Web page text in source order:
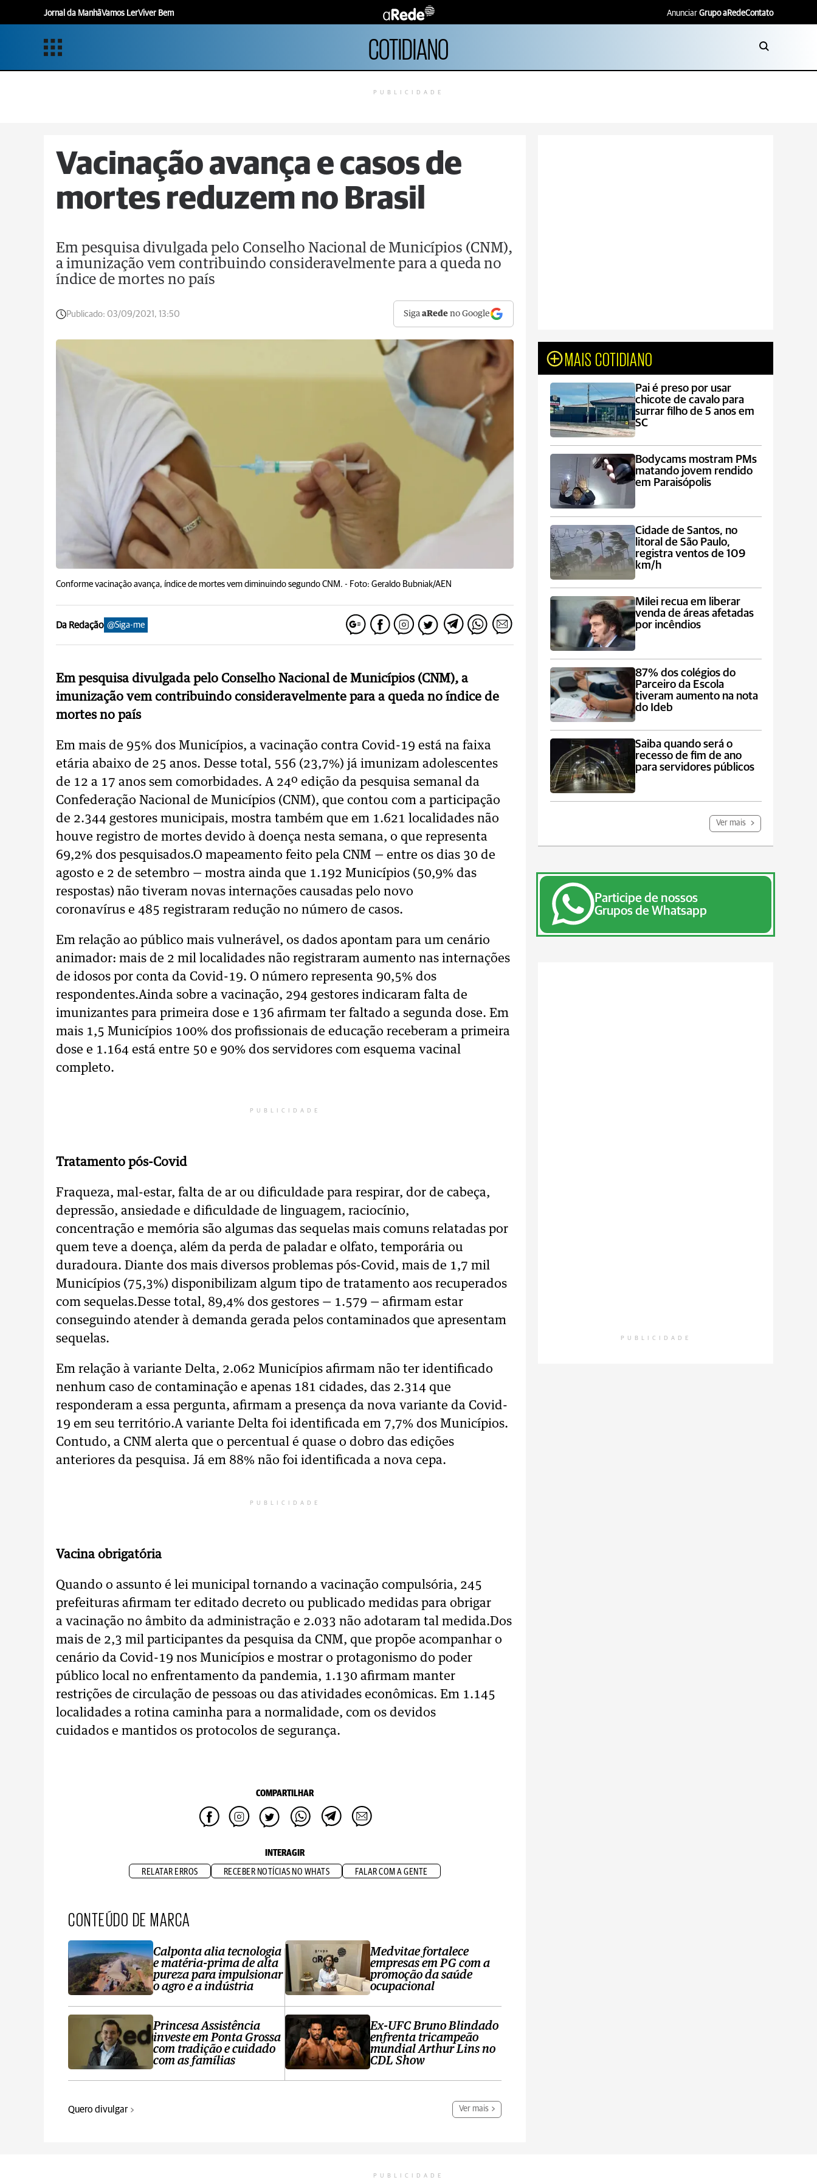
Jornal da ManhãVamos LerViver Bem Anunciar Grupo aRedeContato
COTIDIANO
PUBLICIDADE
Vacinação avança e casos de
mortes reduzem no Brasil
Em pesquisa divulgada pelo Conselho Nacional de Municípios (CNM),
a imunização vem contribuindo consideravelmente para a queda no
índice de mortes no país
Publicado: 03/09/2021, 13:50 SigaaRede no Google
Conforme vacinação avança, índice de mortes vem diminuindo segundo CNM. - Foto: Geraldo Bubniak/AEN
Da Redação @Siga-me
Em pesquisa divulgada pelo Conselho Nacional de Municípios (CNM), a
imunização vem contribuindo consideravelmente para a queda no índice de
mortes no país
Em mais de 95% dos Municípios, a vacinação contra Covid-19 está na faixa
etária abaixo de 25 anos. Desse total, 556 (23,7%) já imunizam adolescentes
de 12 a 17 anos sem comorbidades. A 24º edição da pesquisa semanal da
Confederação Nacional de Municípios (CNM), que contou com a participação
de 2.344 gestores municipais, mostra também que em 1.621 localidades não
houve registro de mortes devido à doença nesta semana, o que representa
69,2% dos pesquisados.O mapeamento feito pela CNM — entre os dias 30 de
agosto e 2 de setembro — mostra ainda que 1.192 Municípios (50,9% das
respostas) não tiveram novas internações causadas pelo novo
coronavírus e 485 registraram redução no número de casos.
Em relação ao público mais vulnerável, os dados apontam para um cenário
animador: mais de 2 mil localidades não registraram aumento nas internações
de idosos por conta da Covid-19. O número representa 90,5% dos
respondentes.Ainda sobre a vacinação, 294 gestores indicaram falta de
imunizantes para primeira dose e 136 afirmam ter faltado a segunda dose. Em
mais 1,5 Municípios 100% dos profissionais de educação receberam a primeira
dose e 1.164 está entre 50 e 90% dos servidores com esquema vacinal
completo.
PUBLICIDADE
Tratamento pós-Covid
Fraqueza, mal-estar, falta de ar ou dificuldade para respirar, dor de cabeça,
depressão, ansiedade e dificuldade de linguagem, raciocínio,
concentração e memória são algumas das sequelas mais comuns relatadas por
quem teve a doença, além da perda de paladar e olfato, temporária ou
duradoura. Diante dos mais diversos problemas pós-Covid, mais de 1,7 mil
Municípios (75,3%) disponibilizam algum tipo de tratamento aos recuperados
com sequelas.Desse total, 89,4% dos gestores — 1.579 — afirmam estar
conseguindo atender à demanda gerada pelos contaminados que apresentam
sequelas.
Em relação à variante Delta, 2.062 Municípios afirmam não ter identificado
nenhum caso de contaminação e apenas 181 cidades, das 2.314 que
responderam a essa pergunta, afirmam a presença da nova variante da Covid-
19 em seu território.A variante Delta foi identificada em 7,7% dos Municípios.
Contudo, a CNM alerta que o percentual é quase o dobro das edições
anteriores da pesquisa. Já em 88% não foi identificada a nova cepa.
PUBLICIDADE
Vacina obrigatória
Quando o assunto é lei municipal tornando a vacinação compulsória, 245
prefeituras afirmam ter editado decreto ou publicado medidas para obrigar
a vacinação no âmbito da administração e 2.033 não adotaram tal medida.Dos
mais de 2,3 mil participantes da pesquisa da CNM, que propõe acompanhar o
cenário da Covid-19 nos Municípios e mostrar o protagonismo do poder
público local no enfrentamento da pandemia, 1.130 afirmam manter
restrições de circulação de pessoas ou das atividades econômicas. Em 1.145
localidades a rotina caminha para a normalidade, com os devidos
cuidados e mantidos os protocolos de segurança.
COMPARTILHAR
INTERAGIR
RELATAR ERROS RECEBER NOTÍCIAS NO WHATS FALAR COM A GENTE
CONTEÚDO DE MARCA
Calponta alia tecnologia
e matéria-prima de alta
pureza para impulsionar
o agro e a indústria
Princesa Assistência
investe em Ponta Grossa
com tradição e cuidado
com as famílias
Medvitae fortalece
empresas em PG com a
promoção da saúde
ocupacional
Ex-UFC Bruno Blindado
enfrenta tricampeão
mundial Arthur Lins no
CDL Show
Quero divulgar Ver mais
MAIS COTIDIANO
Pai é preso por usar
chicote de cavalo para
surrar filho de 5 anos em
SC
Bodycams mostram PMs
matando jovem rendido
em Paraisópolis
Cidade de Santos, no
litoral de São Paulo,
registra ventos de 109
km/h
Milei recua em liberar
venda de áreas afetadas
por incêndios
87% dos colégios do
Parceiro da Escola
tiveram aumento na nota
do Ideb
Saiba quando será o
recesso de fim de ano
para servidores públicos
Ver mais
Participe de nossos
Grupos de Whatsapp
PUBLICIDADE
PUBLICIDADE